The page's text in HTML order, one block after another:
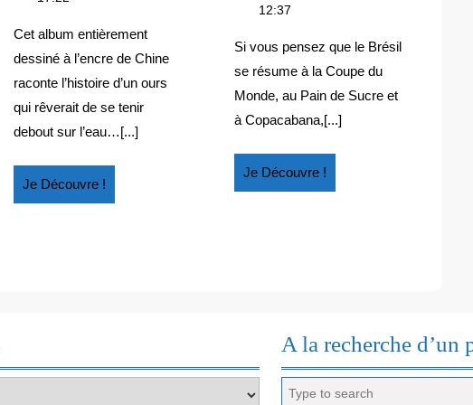
L’EAU
debout
sur
Cet album entièrement
dessiné à l’encre de Chine
raconte l’histoire d’un ours
qui rêverait de se tenir
debout sur l’eau…[...]
Je Découvre !Je
Découvre
multiples
du
Brésil
12:37
Si vous pensez que le Brésil
se résume à la Coupe du
Monde, au Pain de Sucre et
à Copacabana,[...]
Je Découvre !
Découvre
A la recherche d’un
Search